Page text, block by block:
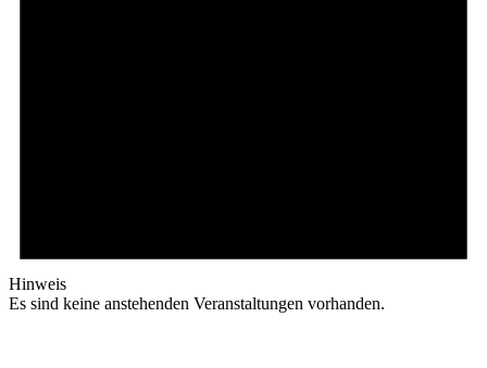
Hinweis
Es sind keine anstehenden Veranstaltungen vorhanden.